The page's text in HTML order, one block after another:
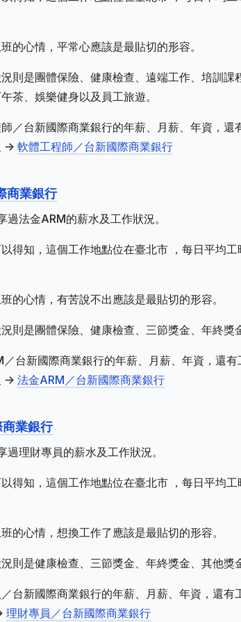
的心情，平常心應該是最貼切的形容。
則是團體保險、健康檢查、遠端工作、培訓課
茶、娛樂健身以及員工旅遊。
／台新國際商業銀行的年薪、月薪、年資，
-> 軟體工程師／台新國際商業銀行
商業銀行
過法金ARM的薪水及工作狀況。
得知，這個工作地點位在臺北市 ，每日平均
的心情，有苦說不出應該是最貼切的形容。
則是團體保險、健康檢查、三節獎金、年終獎
台新國際商業銀行的年薪、月薪、年資，還
-> 法金ARM／台新國際商業銀行
業銀行
過理財專員的薪水及工作狀況。
得知，這個工作地點位在臺北市 ，每日平均
的心情，想換工作了應該是最貼切的形容。
則是健康檢查、三節獎金、年終獎金、其他獎
台新國際商業銀行的年薪、月薪、年資，還
理財專員／台新國際商業銀行